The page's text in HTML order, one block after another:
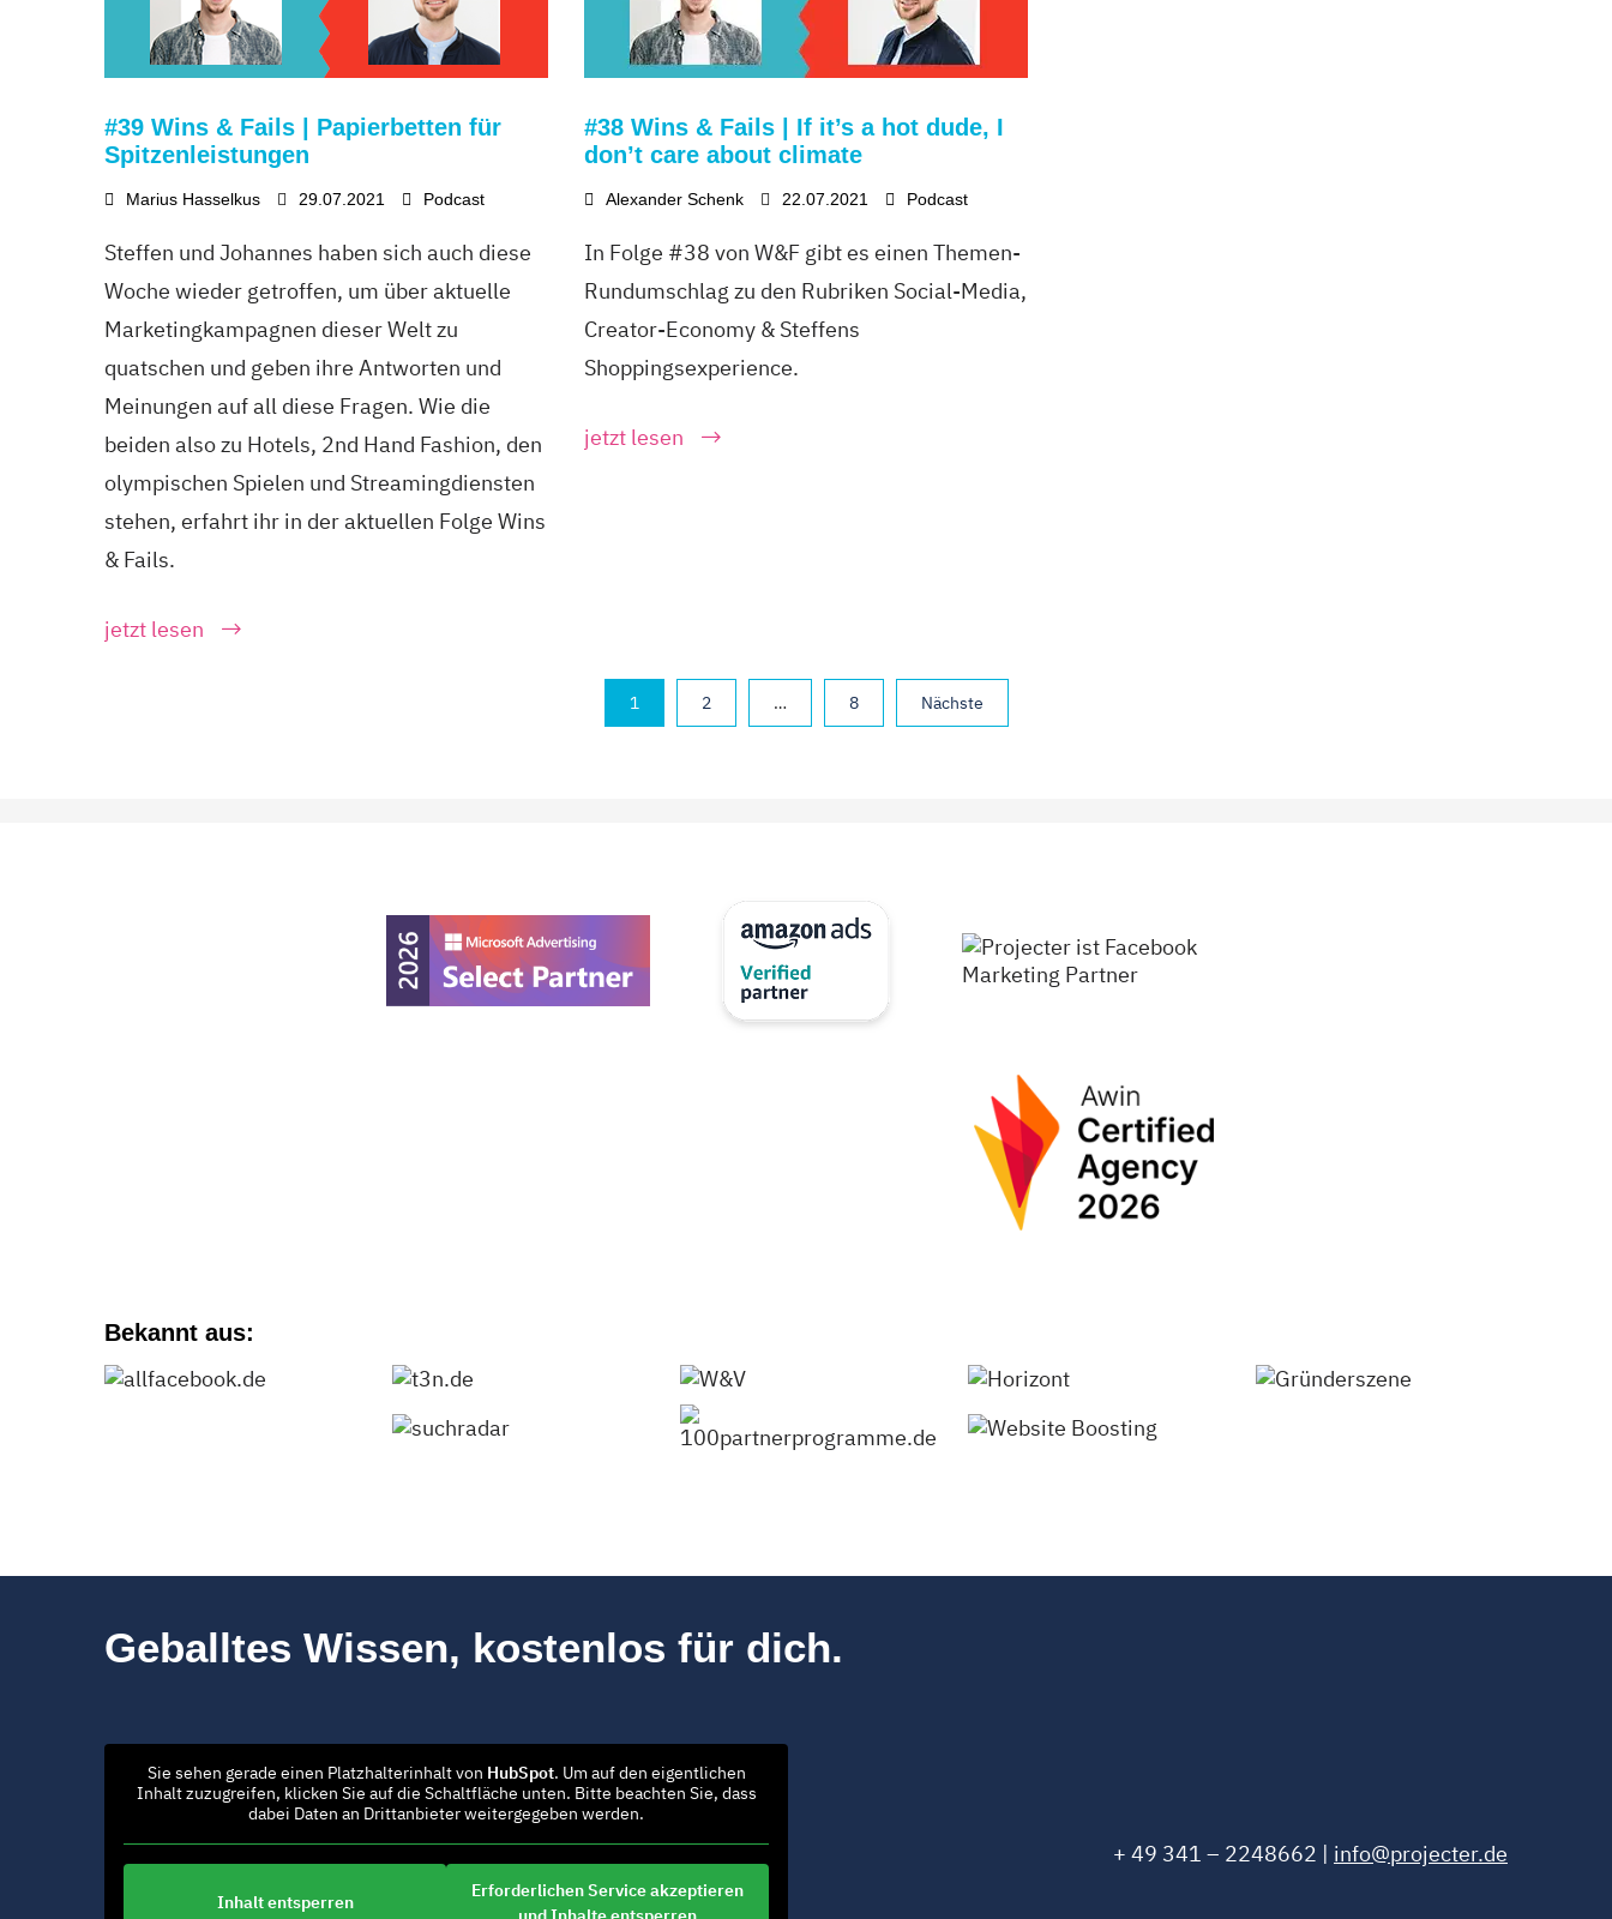
#39 Wins & Fails | Papierbetten für
Spitzenleistungen
Marius Hasselkus 29.07.2021 Podcast
Steffen und Johannes haben sich auch diese
Woche wieder getroffen, um über aktuelle
Marketingkampagnen dieser Welt zu
quatschen und geben ihre Antworten und
Meinungen auf all diese Fragen. Wie die
beiden also zu Hotels, 2nd Hand Fashion, den
olympischen Spielen und Streamingdiensten
stehen, erfahrt ihr in der aktuellen Folge Wins
& Fails.
jetzt lesen
#38 Wins & Fails | If it’s a hot dude, I
don’t care about climate
Alexander Schenk 22.07.2021 Podcast
In Folge #38 von W&F gibt es einen Themen-
Rundumschlag zu den Rubriken Social-Media,
Creator-Economy & Steffens
Shoppingsexperience.
jetzt lesen
1 2 … 8 Nächste
Bekannt aus:
Geballtes Wissen, kostenlos für dich.
Sie sehen gerade einen Platzhalterinhalt von HubSpot. Um auf den eigentlichen
Inhalt zuzugreifen, klicken Sie auf die Schaltfläche unten. Bitte beachten Sie, dass
dabei Daten an Drittanbieter weitergegeben werden.
Inhalt entsperren
Erforderlichen Service akzeptieren
+ 49 341 – 2248662 | info@projecter.de